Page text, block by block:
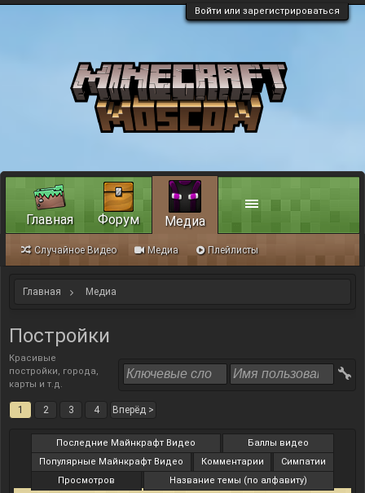
Войти или зарегистрироваться
Главная Медиа
Постройки
Красивые
постройки, города,
карты и т.д.
1 2 3 4 Вперёд >
Последние Майнкрафт Видео
Баллы видео
Популярные Майнкрафт Видео
Комментарии
Симпатии
Просмотров
Название темы (по алфавиту)
Главная Форум Медиа
Случайное Видео Медиа Плейлисты